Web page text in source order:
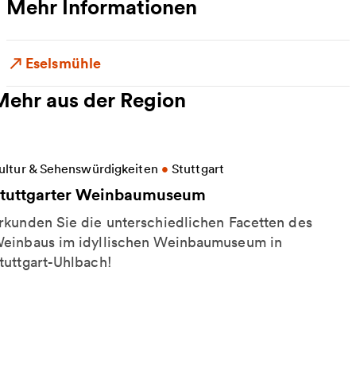
Mehr Informationen
Eselsmühle
aus der Region
& Sehenswürdigkeiten • Stuttgart
Weinbaumuseum
Sie die unterschiedlichen Facetten des
im idyllischen Weinbaumuseum in
Uhlbach!
Informationen zu Stuttgarter